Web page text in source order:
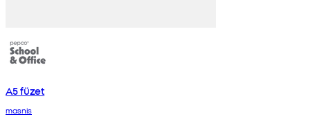
A5 füzet
masnis